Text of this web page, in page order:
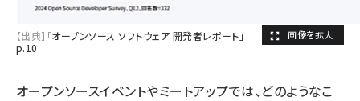
【出典】「オープンソース ソフトウェア 開発者レポート」
p.10
オープンソースイベントやミートアップでは、どのようなこ